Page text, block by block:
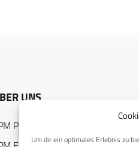
Um dir ein optimales Erlebnis zu
UNS
PUBLICATIONS